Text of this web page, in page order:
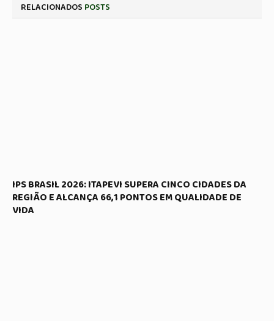
RELACIONADOS POSTS
IPS BRASIL 2026: ITAPEVI SUPERA CINCO CIDADES DA
REGIÃO E ALCANÇA 66,1 PONTOS EM QUALIDADE DE
VIDA